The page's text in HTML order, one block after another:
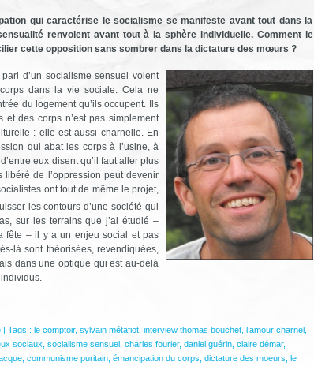
qui caractérise le socialisme se manifeste avant tout dans la
renvoient avant tout à la sphère individuelle. Comment le
cette opposition sans sombrer dans la dictature des mœurs ?
d’un socialisme sensuel voient
corps dans la vie sociale. Cela ne
du logement qu’ils occupent. Ils
des corps n’est pas simplement
: elle est aussi charnelle. En
qui abat les corps à l’usine, à
eux disent qu’il faut aller plus
de l’oppression peut devenir
ont tout de même le projet,
les contours d’une société qui
sur les terrains que j’ai étudié –
fête – il y a un enjeu social et pas
là sont théorisées, revendiquées,
dans une optique qui est au-delà
| Tags : le comptoir, sylvain métafiot, interview thomas bouchet, l’amour charnel,
sociaux socialisme sensuel, charles fourier, daniel guérin, claire démar,
, communisme puritain, émancipation du corps dictature des moeurs le